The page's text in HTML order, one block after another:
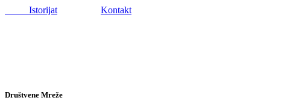
Istorijat
Kontakt
Društvene Mreže